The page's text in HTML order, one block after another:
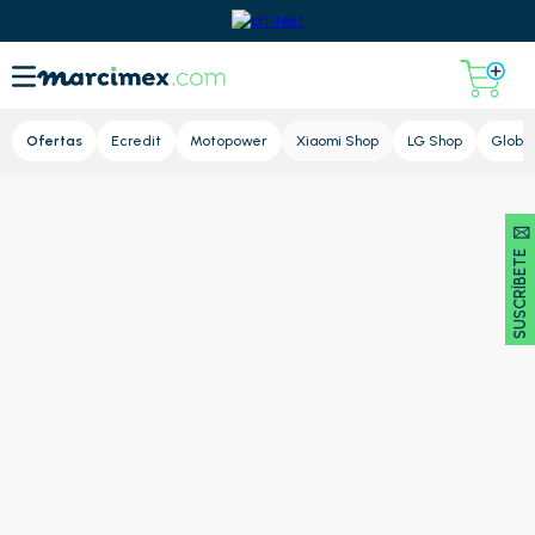
Ofertas Ecredit Motopower Xiaomi Shop LG Shop Global
SUSCRÍBETE 🖂